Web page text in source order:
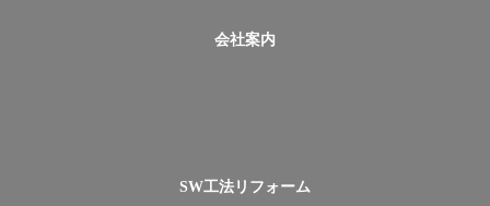
会社案内
SW工法リフォーム